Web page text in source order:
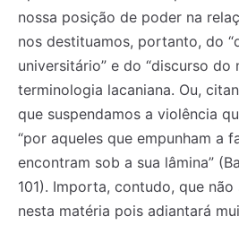
nossa posição de poder na
nos destituamos, portanto, do
universitário” e do “discurso do
terminologia lacaniana. Ou,
que suspendamos a violência
“por aqueles que empunham a
encontram sob a sua lâmina”
101). Importa, contudo, que
nesta matéria pois adiantará